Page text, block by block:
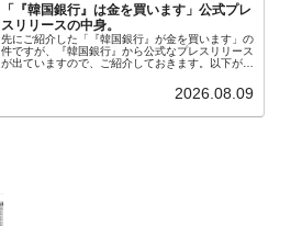
「『韓国銀行』は金を買います」公式プレ
スリリースの中身。
先にご紹介した「『韓国銀行』が金を買います」の
件ですが、『韓国銀行』から公式なプレスリリース
が出ていますので、ご紹介しておきます。以下が全
れ協力体制を構築□『韓国銀行』は、国内生産金の
2026.08.09